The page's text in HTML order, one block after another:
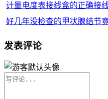
计量电度表接线盒的正确接
好几年没检查的甲状腺结节
发表评论